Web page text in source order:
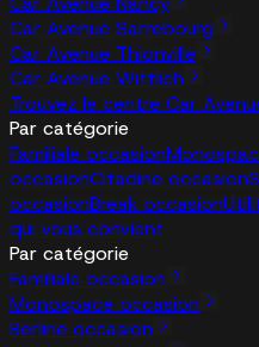
Car Avenue Sarrebourg
Car Avenue Thionville
Car Avenue Wittlich
Trouvez le centre Car
Par catégorie
Familiale occasion
occasionCitadine occasion
occasionBreak occasion
qui vous convient
Par catégorie
Familiale occasion
Monospace occasion
Berline occasion